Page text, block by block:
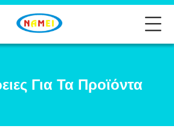
Για Τα Προϊόντα